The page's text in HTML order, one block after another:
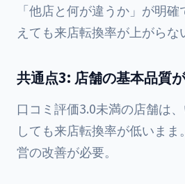
「他店と何が違うか」が明
えても来店転換率が上がらな
共通点3: 店舗の基本品質
口コミ評価3.0未満の店舗は
しても来店転換率が低いまま
営の改善が必要。